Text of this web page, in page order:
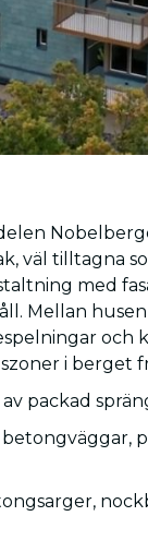
väl tilltagna
med
Mellan
i berget
packad